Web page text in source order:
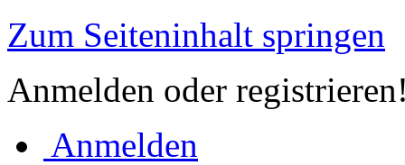
Zum Seiteninhalt springen
Anmelden oder
Anmelden